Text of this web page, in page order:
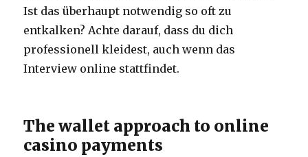
Ist das überhaupt notwendig so oft zu
entkalken? Achte darauf, dass du dich
professionell kleidest, auch wenn das
Interview online stattfindet.
The wallet approach to online
casino payments